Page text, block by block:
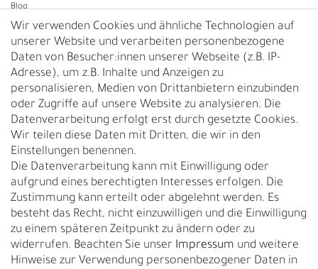
Blog
Vertrag widerrufen
UNTERNEHMEN
Nachhaltigkeit
Kontakt
Über uns
Rückgabe
Gürtelgröße messen
Garantie
GESCHÄFTSKUNDEN & HÄNDLER
B2B Geschäftskunden
Wir verwenden Cookies und ähnliche Technologien auf
unserer Website und verarbeiten personenbezogene
Daten von Besucher:innen unserer Webseite (z.B. IP-
Adresse), um z.B. Inhalte und Anzeigen zu
personalisieren, Medien von Drittanbietern einzubinden
oder Zugriffe auf unsere Website zu analysieren. Die
Datenverarbeitung erfolgt erst durch gesetzte Cookies.
Wir teilen diese Daten mit Dritten, die wir in den
Einstellungen benennen.
Die Datenverarbeitung kann mit Einwilligung oder
aufgrund eines berechtigten Interesses erfolgen. Die
Zustimmung kann erteilt oder abgelehnt werden. Es
besteht das Recht, nicht einzuwilligen und die Einwilligung
zu einem späteren Zeitpunkt zu ändern oder zu
widerrufen. Beachten Sie unser Impressum und weitere
Hinweise zur Verwendung personenbezogener Daten in